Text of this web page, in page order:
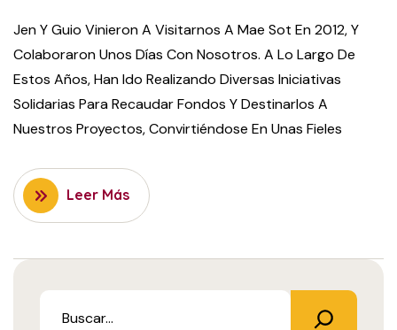
Jen Y Guio Vinieron A Visitarnos A Mae Sot En 2012, Y
Colaboraron Unos Días Con Nosotros. A Lo Largo De
Estos Años, Han Ido Realizando Diversas Iniciativas
Solidarias Para Recaudar Fondos Y Destinarlos A
Nuestros Proyectos, Convirtiéndose En Unas Fieles
Leer Más